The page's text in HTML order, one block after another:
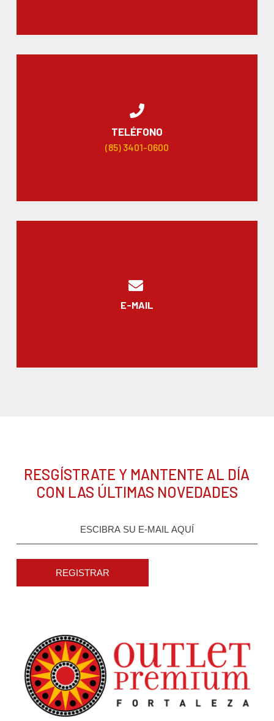
TELÉFONO
(85) 3401-0600
E-MAIL
RESGÍSTRATE Y MANTENTE AL DÍA
CON LAS ÚLTIMAS NOVEDADES
REGISTRAR